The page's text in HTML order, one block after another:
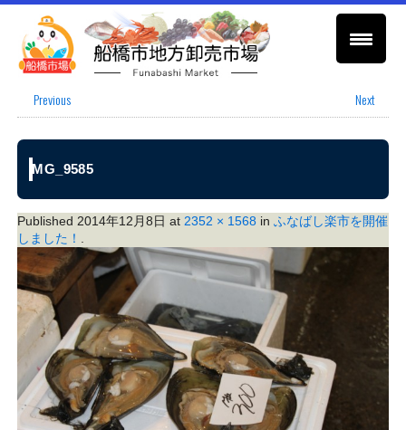
Previous Next
IMG_9585
Published 2014年12月8日 at 2352 × 1568 in ふなばし楽市を開催
しました！